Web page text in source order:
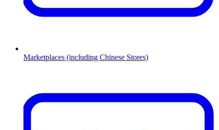
Marketplaces (including Chinese Stores)